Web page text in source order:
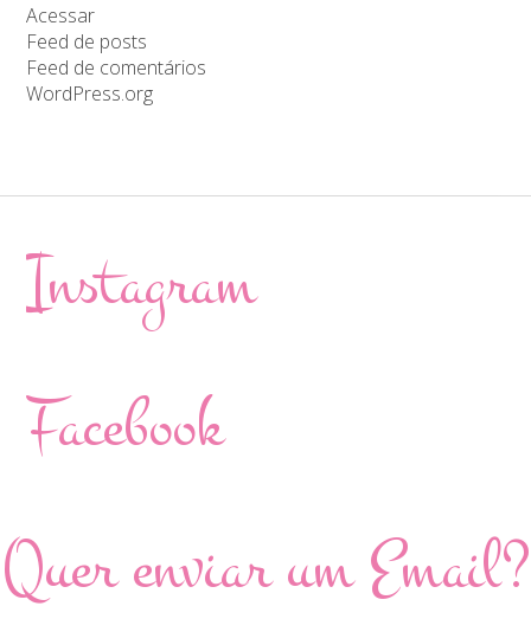
Acessar
Feed de posts
Feed de comentários
WordPress.org
Instagram
Facebook
Quer enviar um Email?